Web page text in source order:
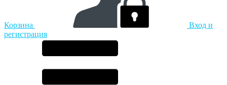
Корзина
Вход и
регистрация